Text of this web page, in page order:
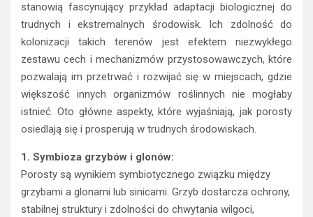
stanowią fascynujący przykład adaptacji biologicznej do
trudnych i ekstremalnych środowisk. Ich zdolność do
kolonizacji takich terenów jest efektem niezwykłego
zestawu cech i mechanizmów przystosowawczych, które
pozwalają im przetrwać i rozwijać się w miejscach, gdzie
większość innych organizmów roślinnych nie mogłaby
istnieć. Oto główne aspekty, które wyjaśniają, jak porosty
osiedlają się i prosperują w trudnych środowiskach.
1. Symbioza grzybów i glonów:
Porosty są wynikiem symbiotycznego związku między
grzybami a glonami lub sinicami. Grzyb dostarcza ochrony,
stabilnej struktury i zdolności do chwytania wilgoci,